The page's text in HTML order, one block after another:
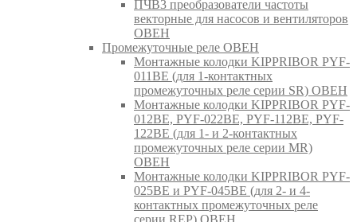
ПЧВ3 преобразователи частоты
векторные для насосов и вентиляторов
ОВЕН
Промежуточные реле ОВЕН
Монтажные колодки KIPPRIBOR PYF-
011BE (для 1-контактных
промежуточных реле серии SR) ОВЕН
Монтажные колодки KIPPRIBOR PYF-
012BE, PYF-022BE, PYF-112BE, PYF-
122BE (для 1- и 2-контактных
промежуточных реле серии MR)
ОВЕН
Монтажные колодки KIPPRIBOR PYF-
025BE и PYF-045BE (для 2- и 4-
контактных промежуточных реле
серии REP) ОВЕН